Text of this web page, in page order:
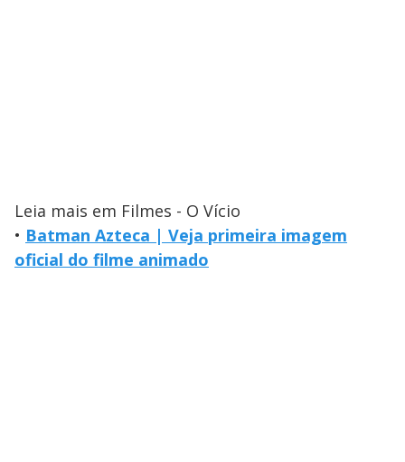
Leia mais em Filmes - O Vício
• Batman Azteca | Veja primeira imagem
oficial do filme animado